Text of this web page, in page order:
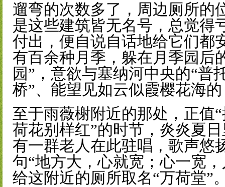
遛弯的次数多了，周边厕所的
是这些建筑皆无名号，总觉得
付出，便自说自话地给它们都
有百余种月季，躲在月季园后
园”，意欲与塞纳河中央的“普
桥”、能望见如云似霞樱花海
至于雨薇榭附近的那处，正值
荷花别样红”的时节，炎炎夏
有一群老人在此驻唱，歌声悠
句“地方大，心就宽；心一宽
给这附近的厕所取名“万荷堂”